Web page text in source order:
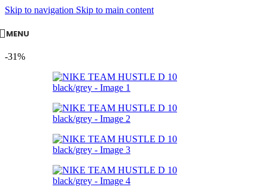
Skip to navigation Skip to main content
MENU
-31%